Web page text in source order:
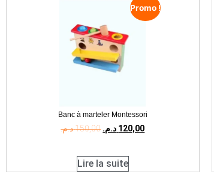
Promo !
Banc à marteler Montessori
150,00د.م. 120,00 د.م.
Lire la suite